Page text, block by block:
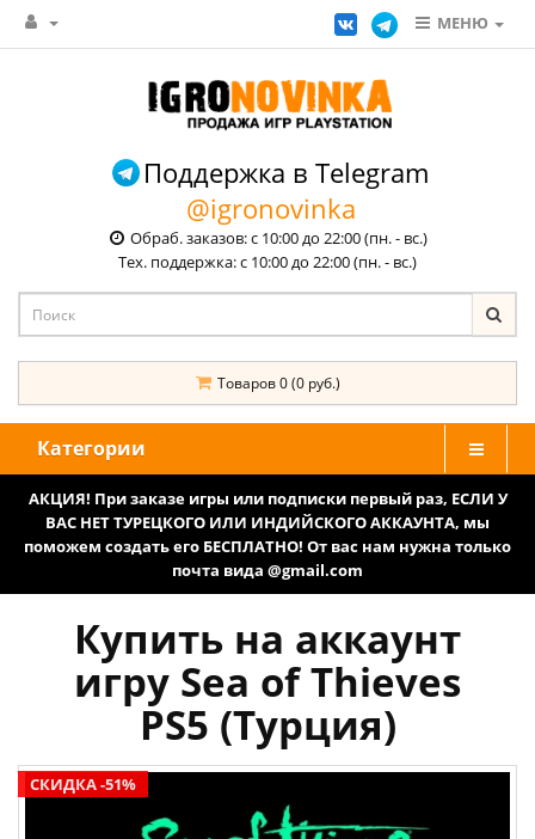
МЕНЮ
Поддержка в Telegram
@igronovinka
Обраб. заказов: с 10:00 до 22:00 (пн. - вс.)
Тех. поддержка: с 10:00 до 22:00 (пн. - вс.)
Товаров 0 (0 руб.)
Категории
АКЦИЯ! При заказе игры или подписки первый раз, ЕСЛИ У
ВАС НЕТ ТУРЕЦКОГО ИЛИ ИНДИЙСКОГО АККАУНТА, мы
поможем создать его БЕСПЛАТНО! От вас нам нужна только
почта вида @gmail.com
Купить на аккаунт
игру Sea of Thieves
PS5 (Турция)
СКИДКА -51%